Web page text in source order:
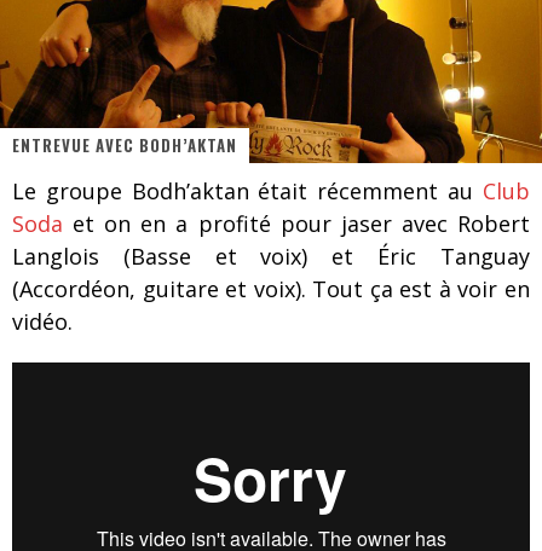
Les danseurs étoiles parasitent ton ciel
Jeff Martin au Corona de Montréal
On va se le dire, Sword est de retour
La compil’ Zoo de Slam Disques est de retour
Death Note Silence - Collide and Collapse
ENTREVUE AVEC BODH’AKTAN
Le groupe Bodh’aktan était récemment au Club
Soda et on en a profité pour jaser avec Robert
Langlois (Basse et voix) et Éric Tanguay
(Accordéon, guitare et voix). Tout ça est à voir en
vidéo.